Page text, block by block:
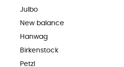
Julbo
New balance
Hanwag
Birkenstock
Petzl